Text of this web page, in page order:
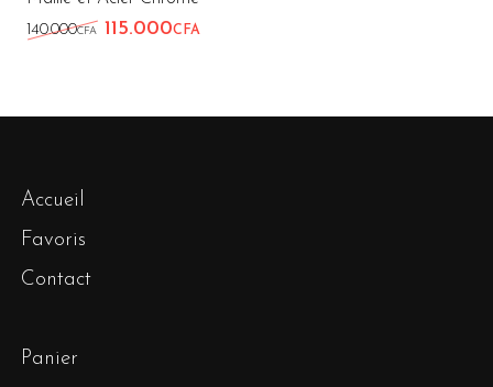
140.000CFA Le prix initial était : 140.000CFA.
115.000CFA
Accueil
Favoris
Contact
Panier